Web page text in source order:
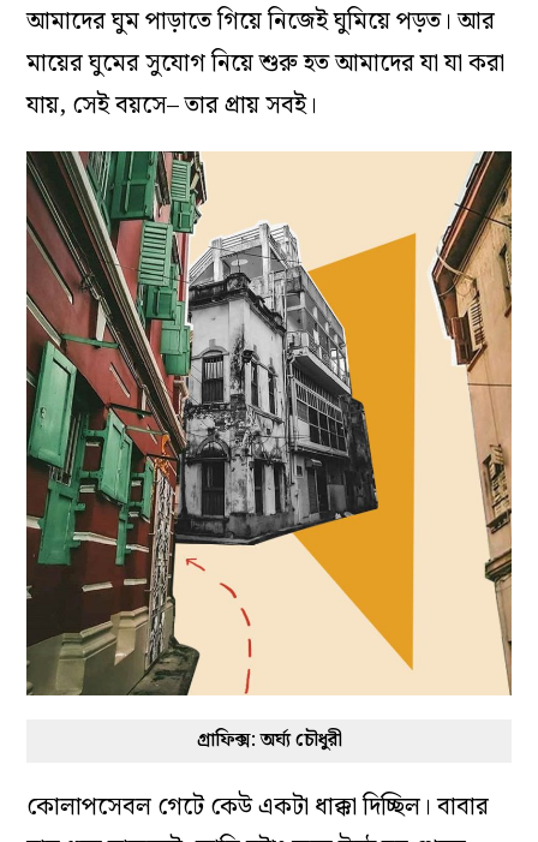
আমাদের ঘুম পাড়াতে গিয়ে নিজেই ঘুমিয়ে পড়ত। আর
মায়ের ঘুমের সুযোগ নিয়ে শুরু হত আমাদের যা যা করা
যায়, সেই বয়সে– তার প্রায় সবই।
গ্রাফিক্স: অর্ঘ্য চৌধুরী
কোলাপসেবল গেটে কেউ একটা ধাক্কা দিচ্ছিল। বাবার